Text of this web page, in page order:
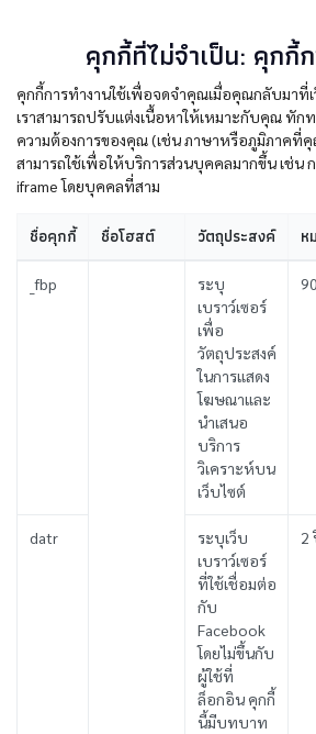
คุกกี้ที่ไม่จำเป็น: คุกกี้
คุกกี้การทำงานใช้เพื่อจดจำคุณเมื่อคุณกลับมาที่เ
เราสามารถปรับแต่งเนื้อหาให้เหมาะกับคุณ ทัก
ความต้องการของคุณ (เช่น ภาษาหรือภูมิภาคที่
สามารถใช้เพื่อให้บริการส่วนบุคคลมากขึ้น เช่น
iframe โดยบุคคลที่สาม
ชื่อคุกกี้ ชื่อโฮสต์ วัตถุประสงค์ ห
_fbp
ระบุ
เบราว์เซอร์
เพื่อ
วัตถุประสงค์
ในการแสดง
โฆษณาและ
นำเสนอ
บริการ
วิเคราะห์บน
เว็บไซต์
datr
ระบุเว็บ
เบราว์เซอร์
ที่ใช้เชื่อมต่อ
กับ
Facebook
โดยไม่ขึ้นกับ
ผู้ใช้ที่
ล็อกอิน คุกกี้
นี้มีบทบาท
2